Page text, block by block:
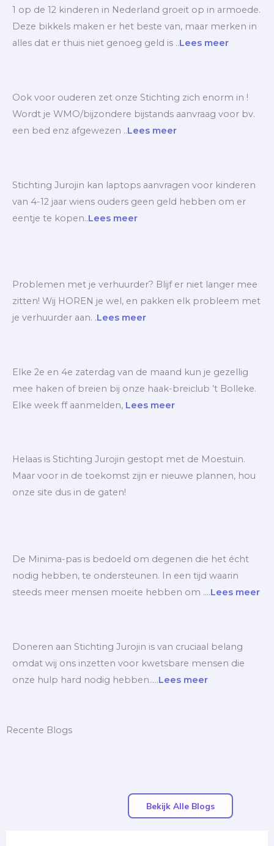
1 op de 12 kinderen in Nederland groeit op in armoede.
Deze bikkels maken er het beste van, maar merken in
alles dat er thuis niet genoeg geld is ..Lees meer
Ook voor ouderen zet onze Stichting zich enorm in !
Wordt je WMO/bijzondere bijstands aanvraag voor bv.
een bed enz afgewezen ..Lees meer
Stichting Jurojin kan laptops aanvragen voor kinderen
van 4-12 jaar wiens ouders geen geld hebben om er
eentje te kopen..Lees meer
Problemen met je verhuurder? Blijf er niet langer mee
zitten! Wij HOREN je wel, en pakken elk probleem met
je verhuurder aan. .Lees meer
Elke 2e en 4e zaterdag van de maand kun je gezellig
mee haken of breien bij onze haak-breiclub ’t Bolleke.
Elke week ff aanmelden, Lees meer
Helaas is Stichting Jurojin gestopt met de Moestuin.
Maar voor in de toekomst zijn er nieuwe plannen, hou
onze site dus in de gaten!
De Minima-pas is bedoeld om degenen die het écht
nodig hebben, te ondersteunen. In een tijd waarin
steeds meer mensen moeite hebben om ….Lees meer
Doneren aan Stichting Jurojin is van cruciaal belang
omdat wij ons inzetten voor kwetsbare mensen die
onze hulp hard nodig hebben…..Lees meer
Recente Blogs
Bekijk Alle Blogs